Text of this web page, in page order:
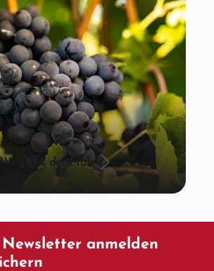
Wein aus der Pfalz
anmelden